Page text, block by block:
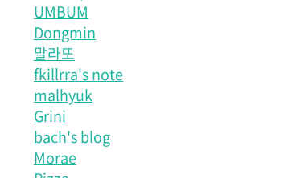
UMBUM
Dongmin
말라또
fkillrra's note
malhyuk
Grini
bach's blog
Morae